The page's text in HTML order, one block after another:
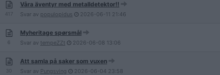
417
Våra äventyr med metalldetektor!!
Svar av populopidus 2026-06-11 21:46
6
Myheritage spørsmål
Svar av tempeZZt 2026-06-08 13:06
30
Att samla på saker som vuxen
Svar av Pungsving 2026-06-04 23:58